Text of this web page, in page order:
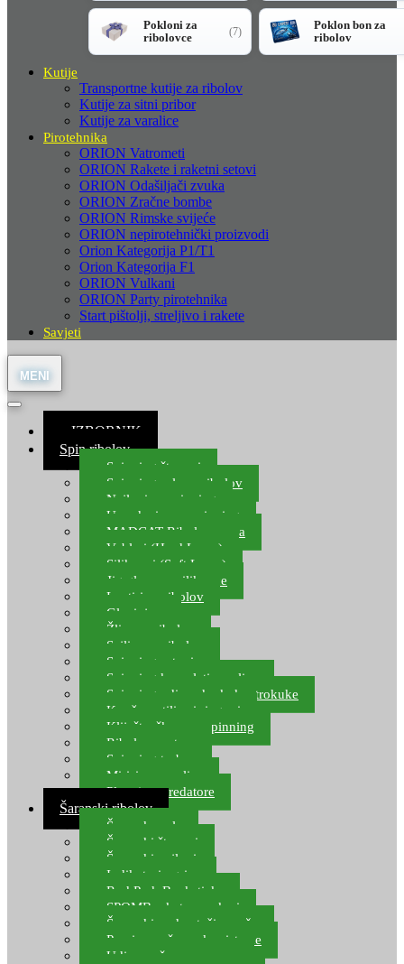
Pokloni za
ribolovce
(7)
Poklon bon za
ribolov
Kutije
Transportne kutije za ribolov
Kutije za sitni pribor
Kutije za varalice
Pirotehnika
ORION Vatrometi
ORION Rakete i raketni setovi
ORION Odašiljači zvuka
ORION Zračne bombe
ORION Rimske svijeće
ORION nepirotehnički proizvodi
Orion Kategorija P1/T1
Orion Kategorija F1
ORION Vulkani
ORION Party pirotehnika
Start pištolji, streljivo i rakete
Savjeti
≡ IZBORNIK
Spin ribolov
Spinning štapovi
Spinning role za ribolov
Najloni za spinning
Upredenice za spinning
MADCAT Ribolov soma
Vobleri (Hard Lures)
Silikonci (Soft Lures)
Jig glave za silikonce
Leptiri za ribolov
Glavinjare
Žlice za ribolov
Sajlice za ribolov
Spinning setovi
Spinning kompleti varalica
Spinning udice, dvokuke, trokuke
Kopče, vrtilice i ringovi
Kliješta, škare za spinning
Ribolov pastrve
Spinning torbe
Mirisi za varalice
Plovci za predatore
Šaranski ribolov
Šaranske role
Šaranski štapovi
Šaranski najloni
Indikatori ugriza
Rod Pod, Banksticks
SPOMB rakete, markeri
Šaranski podmetači, mreže
Pernice za šaranske sisteme
Udice za šarana, amura